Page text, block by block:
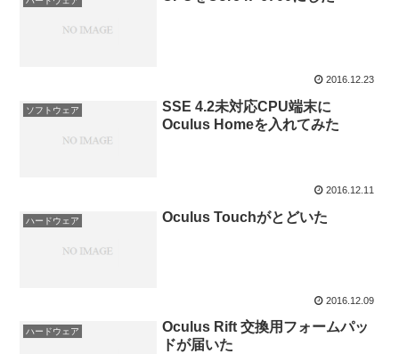
2016.12.23
ソフトウェア
SSE 4.2未対応CPU端末に
Oculus Homeを入れてみた
2016.12.11
ハードウェア Oculus Touchがとどいた
2016.12.09
ハードウェア
Oculus Rift 交換用フォームパッ
ドが届いた